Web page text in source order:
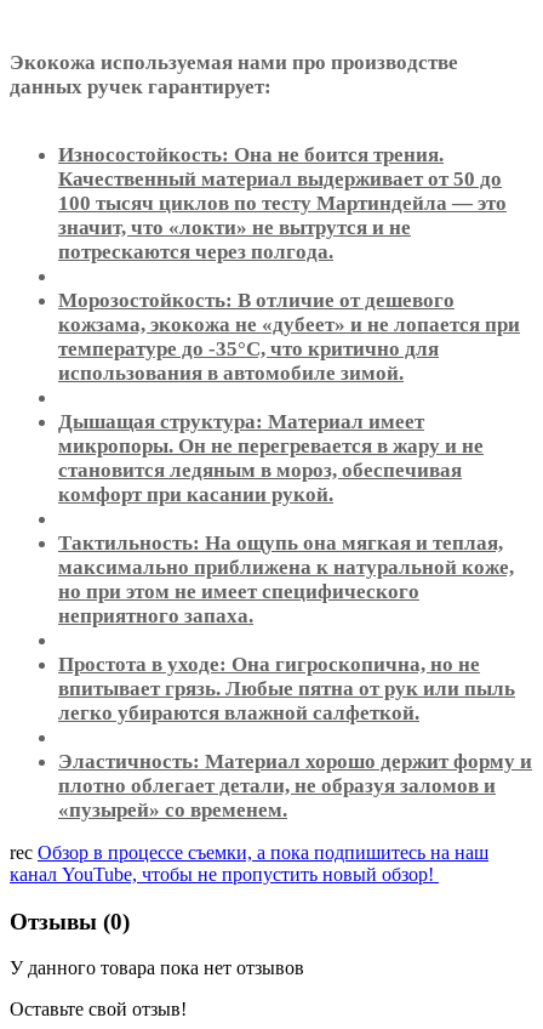
Экокожа используемая нами про производстве
данных ручек гарантирует:
Износостойкость: Она не боится трения.
Качественный материал выдерживает от 50 до
100 тысяч циклов по тесту Мартиндейла — это
значит, что «локти» не вытрутся и не
потрескаются через полгода.
Морозостойкость: В отличие от дешевого
кожзама, экокожа не «дубеет» и не лопается при
температуре до -35°C, что критично для
использования в автомобиле зимой.
Дышащая структура: Материал имеет
микропоры. Он не перегревается в жару и не
становится ледяным в мороз, обеспечивая
комфорт при касании рукой.
Тактильность: На ощупь она мягкая и теплая,
максимально приближена к натуральной коже,
но при этом не имеет специфического
неприятного запаха.
Простота в уходе: Она гигроскопична, но не
впитывает грязь. Любые пятна от рук или пыль
легко убираются влажной салфеткой.
Эластичность: Материал хорошо держит форму и
плотно облегает детали, не образуя заломов и
«пузырей» со временем.
rec Обзор в процессе съемки, а пока подпишитесь на наш
канал YouTube, чтобы не пропустить новый обзор!
Отзывы (0)
У данного товара пока нет отзывов
Оставьте свой отзыв!